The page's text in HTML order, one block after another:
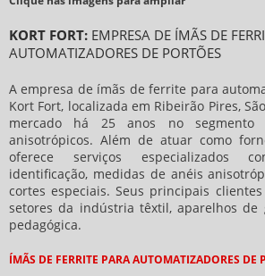
KORT FORT: EMPRESA DE ÍMÃS DE
AUTOMATIZADORES DE PORTÕES
Aempresa de ímãs de ferrite para
Kort Fort, localizada em Ribeirão Pires,
mercado há 25 anos no
anisotrópicos. Além de atuar como
oferece serviços especializados
identificação, medidas de anéis
cortes especiais. Seus principais
setores da indústria têxtil, aparelhos de
pedagógica.
ÍMÃS DE FERRITE PARA AUTOMATIZADORES DE